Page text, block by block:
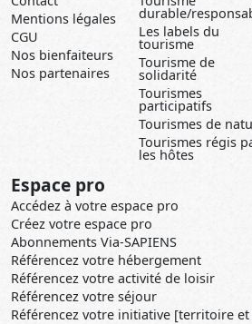
Mentions légales
CGU
Nos bienfaiteurs
Nos partenaires
durable/
Les labels du
tourisme
Tourisme de
solidarité
Tourismes
participatifs
Tourismes de
Tourismes régis
les hôtes
Espace pro
Accédez à votre espace pro
Créez votre espace pro
Abonnements Via-SAPIENS
Référencez votre hébergement
Référencez votre activité de loisir
Référencez votre séjour
Référencez votre initiative [territoire et